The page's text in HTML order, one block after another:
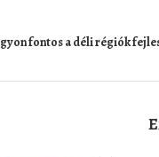
fontos a déli régiók